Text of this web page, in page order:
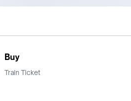
Buy
Train Ticket